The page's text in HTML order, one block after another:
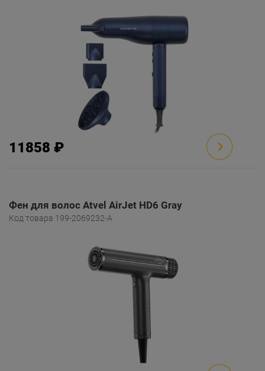
11858 ₽
Фен для волос Atvel AirJet HD6 Gray
Код товара 199-2069232-A